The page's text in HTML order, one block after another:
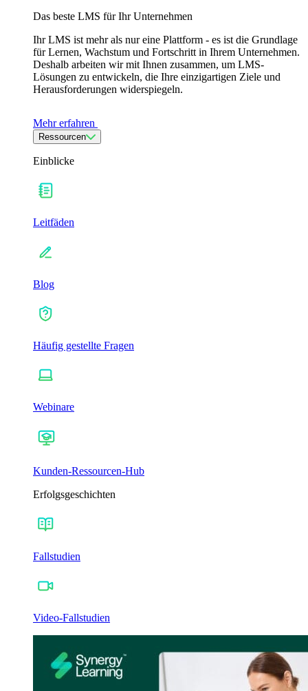
Das beste LMS für Ihr Unternehmen
Ihr LMS ist mehr als nur eine Plattform - es ist die Grundlage
für Lernen, Wachstum und Fortschritt in Ihrem Unternehmen.
Deshalb arbeiten wir mit Ihnen zusammen, um LMS-
Lösungen zu entwickeln, die Ihre einzigartigen Ziele und
Herausforderungen widerspiegeln.
Mehr erfahren
Ressourcen
Einblicke
Leitfäden
Blog
Häufig gestellte Fragen
Webinare
Kunden-Ressourcen-Hub
Erfolgsgeschichten
Fallstudien
Video-Fallstudien